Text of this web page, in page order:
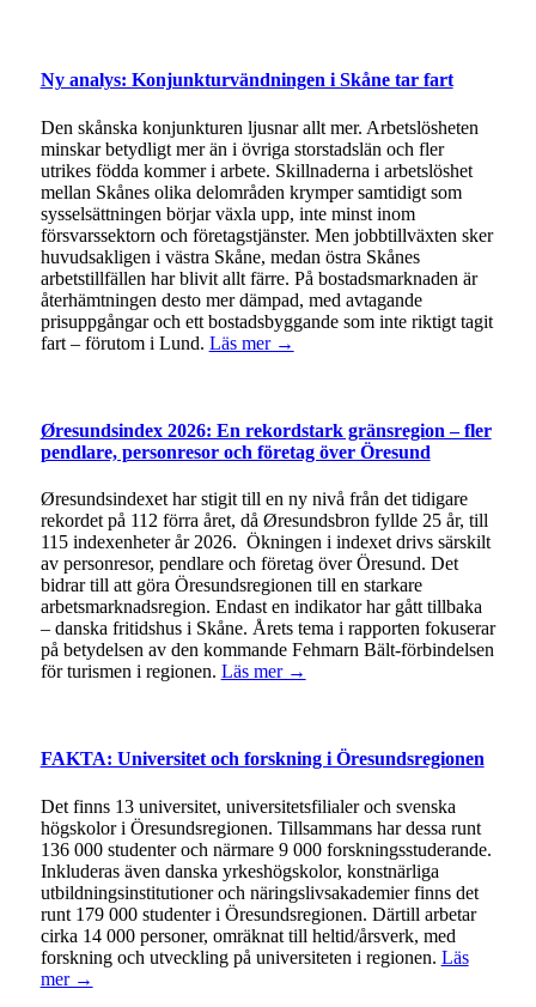
Ny analys: Konjunkturvändningen i Skåne tar fart
Den skånska konjunkturen ljusnar allt mer. Arbetslösheten
minskar betydligt mer än i övriga storstadslän och fler
utrikes födda kommer i arbete. Skillnaderna i arbetslöshet
mellan Skånes olika delområden krymper samtidigt som
sysselsättningen börjar växla upp, inte minst inom
försvarssektorn och företagstjänster. Men jobbtillväxten sker
huvudsakligen i västra Skåne, medan östra Skånes
arbetstillfällen har blivit allt färre. På bostadsmarknaden är
återhämtningen desto mer dämpad, med avtagande
prisuppgångar och ett bostadsbyggande som inte riktigt tagit
fart – förutom i Lund. Läs mer →
Øresundsindex 2026: En rekordstark gränsregion – fler
pendlare, personresor och företag över Öresund
Øresundsindexet har stigit till en ny nivå från det tidigare
rekordet på 112 förra året, då Øresundsbron fyllde 25 år, till
115 indexenheter år 2026. Ökningen i indexet drivs särskilt
av personresor, pendlare och företag över Öresund. Det
bidrar till att göra Öresundsregionen till en starkare
arbetsmarknadsregion. Endast en indikator har gått tillbaka
– danska fritidshus i Skåne. Årets tema i rapporten fokuserar
på betydelsen av den kommande Fehmarn Bält-förbindelsen
för turismen i regionen. Läs mer →
FAKTA: Universitet och forskning i Öresundsregionen
Det finns 13 universitet, universitetsfilialer och svenska
högskolor i Öresundsregionen. Tillsammans har dessa runt
136 000 studenter och närmare 9 000 forskningsstuderande.
Inkluderas även danska yrkeshögskolor, konstnärliga
utbildningsinstitutioner och näringslivsakademier finns det
runt 179 000 studenter i Öresundsregionen. Därtill arbetar
cirka 14 000 personer, omräknat till heltid/årsverk, med
forskning och utveckling på universiteten i regionen. Läs
mer →